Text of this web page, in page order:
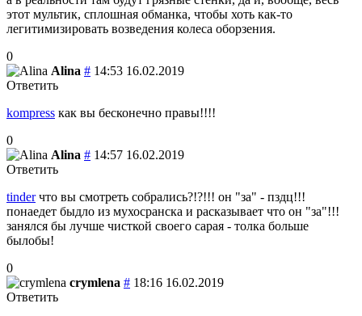
этот мультик, сплошная обманка, чтобы хоть как-то
легитимизировать возведения колеса оборзения.
0
Alina # 14:53 16.02.2019
Ответить
kompress как вы бесконечно правы!!!!
0
Alina # 14:57 16.02.2019
Ответить
tinderчто вы смотреть собрались?!?!!! он "за" - пздц!!!
понаедет быдло из мухосранска и расказывает что он "за"!!!
занялся бы лучше чисткой своего сарая - толка больше
былобы!
0
crymlena # 18:16 16.02.2019
Ответить